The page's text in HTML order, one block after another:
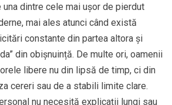
dintre cele mai ușor de pierdut
mai ales atunci când există
constante din partea altora și
din obișnuință. De multe ori, oamenii
libere nu din lipsă de timp, ci din
cereri sau de a stabili limite clare.
nu necesită explicații lungi sau